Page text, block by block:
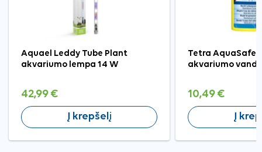
Aquael Leddy Tube Plant
akvariumo lempa 14 W
42,99 €
Į krepšelį
Tetra AquaSafe
akvariumo
10,49 €
Į